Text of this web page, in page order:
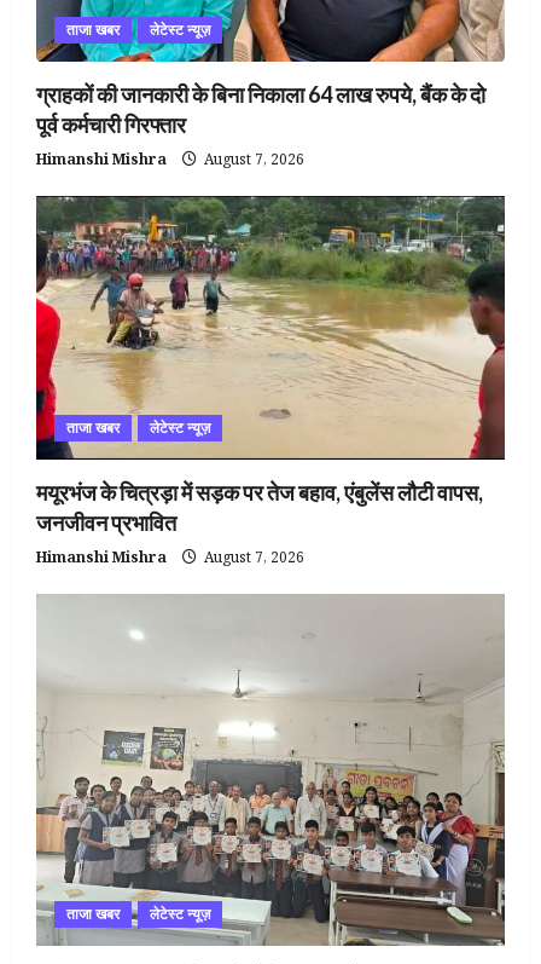
ताजा खबर लेटेस्ट न्यूज़
ग्राहकों की जानकारी के बिना निकाला 64 लाख रुपये, बैंक के दो
पूर्व कर्मचारी गिरफ्तार
Himanshi Mishra August 7, 2026
ताजा खबर लेटेस्ट न्यूज़
मयूरभंज के चित्रड़ा में सड़क पर तेज बहाव, एंबुलेंस लौटी वापस,
जनजीवन प्रभावित
Himanshi Mishra August 7, 2026
ताजा खबर लेटेस्ट न्यूज़